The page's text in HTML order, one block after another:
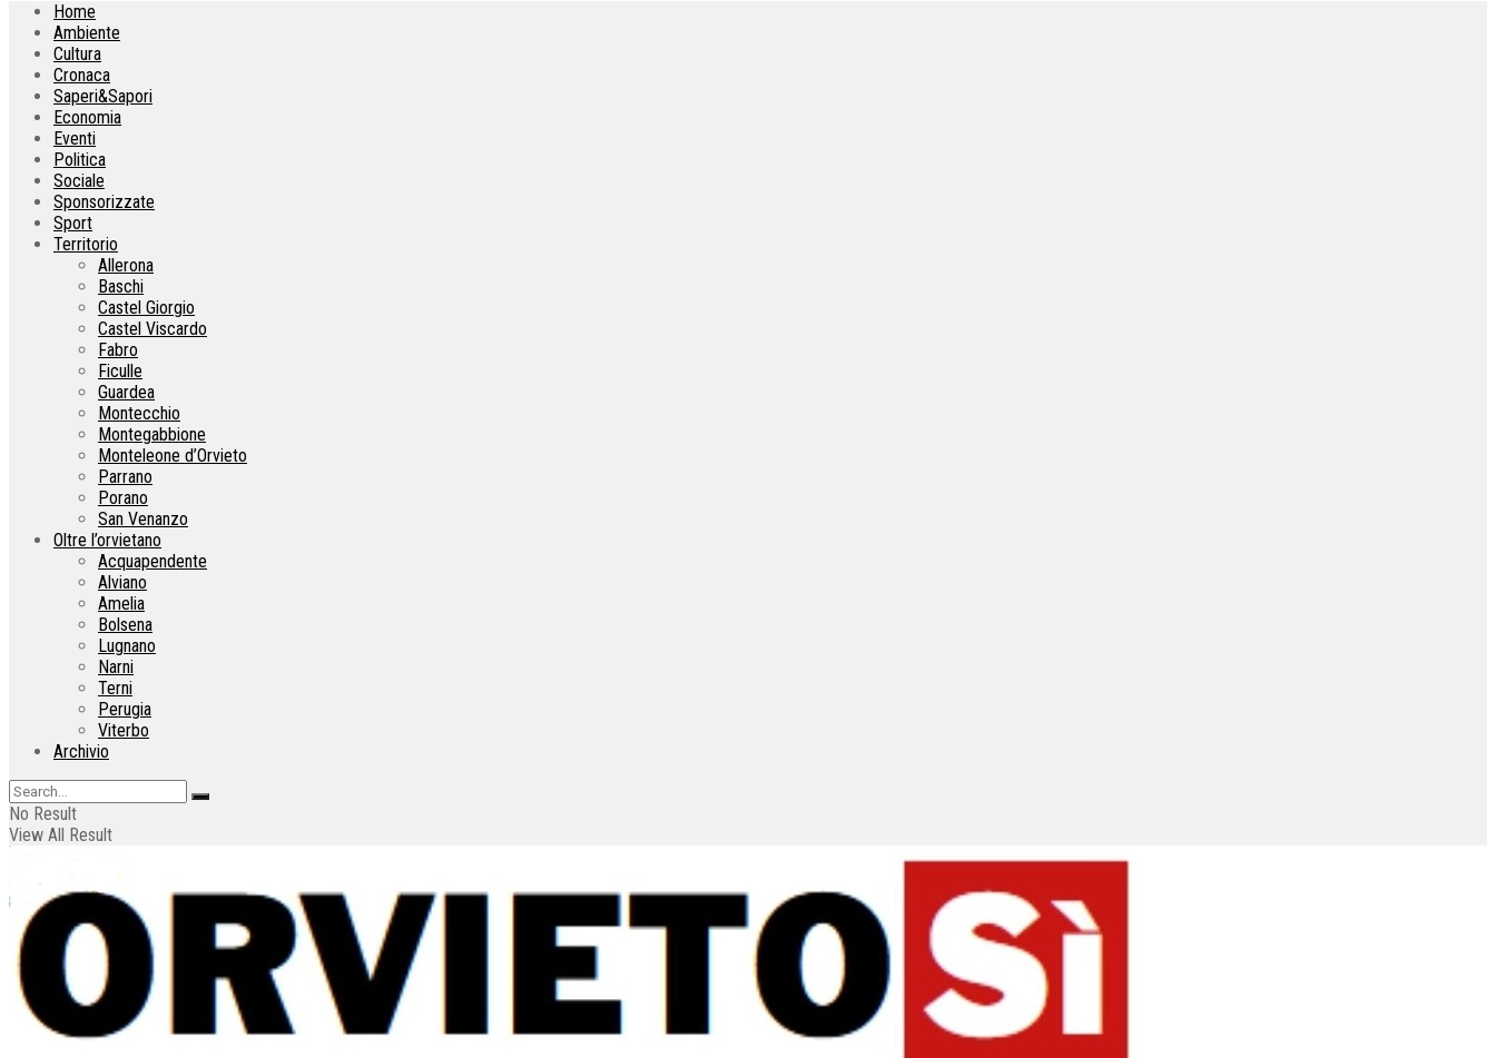
Home
Ambiente
Cultura
Cronaca
Saperi&Sapori
Economia
Eventi
Politica
Sociale
Sponsorizzate
Sport
Territorio
Allerona
Baschi
Castel Giorgio
Castel Viscardo
Fabro
Ficulle
Guardea
Montecchio
Montegabbione
Monteleone d’Orvieto
Parrano
Porano
San Venanzo
Oltre l’orvietano
Acquapendente
Alviano
Amelia
Bolsena
Lugnano
Narni
Terni
Perugia
Viterbo
Archivio
No Result
View All Result